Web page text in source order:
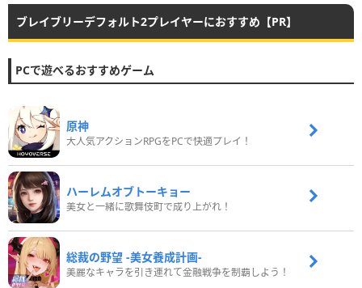
ブレイブリーデフォルト2プレイヤーにおすすめ【PR】
PCで遊べるおすすめゲーム
原神
大人気アクションRPGをPCで快適プレイ！
ハーレムオブトーキョー
美女と一緒に歌舞伎町で成り上がれ！
総裁の野望 -美女養成計画-
美麗なキャラを引き連れて金融戦争を制覇しよう！